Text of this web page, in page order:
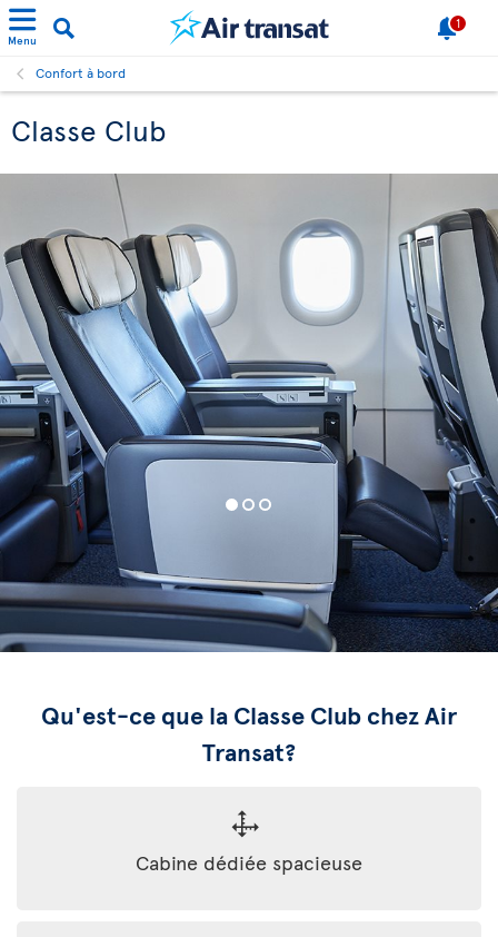
Menu
1
Confort à bord
Classe Club
Qu'est-ce que la Classe Club chez Air
Transat?
Cabine dédiée spacieuse